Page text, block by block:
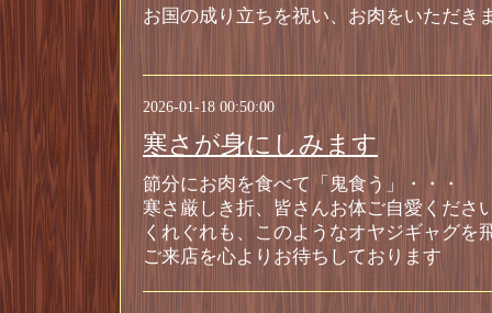
お国の成り立ちを祝い、お肉をいただき
2026-01-18 00:50:00
寒さが身にしみます
節分にお肉を食べて「鬼食う」・・・
寒さ厳しき折、皆さんお体ご自愛くださ
くれぐれも、このようなオヤジギャグを
ご来店を心よりお待ちしております